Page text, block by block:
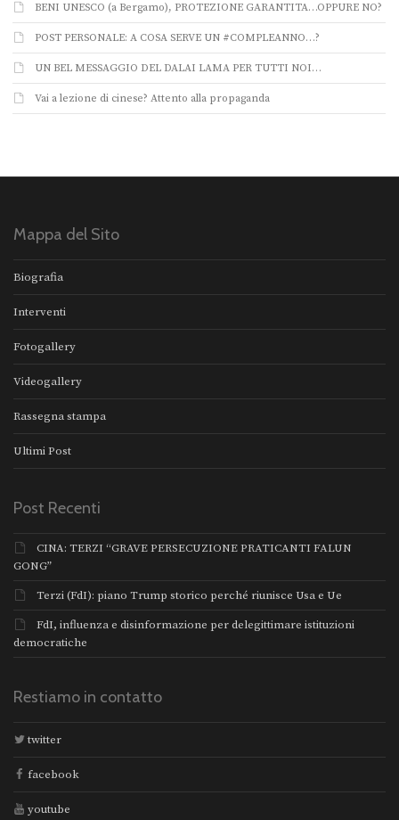
BENI UNESCO (a Bergamo), PROTEZIONE GARANTITA…OPPURE NO?
POST PERSONALE: A COSA SERVE UN #COMPLEANNO…?
UN BEL MESSAGGIO DEL DALAI LAMA PER TUTTI NOI…
Vai a lezione di cinese? Attento alla propaganda
Mappa del Sito
Biografia
Interventi
Fotogallery
Videogallery
Rassegna stampa
Ultimi Post
Post Recenti
CINA: TERZI “GRAVE PERSECUZIONE PRATICANTI FALUN
GONG”
Terzi (FdI): piano Trump storico perché riunisce Usa e Ue
FdI, influenza e disinformazione per delegittimare istituzioni
democratiche
Restiamo in contatto
twitter
facebook
youtube